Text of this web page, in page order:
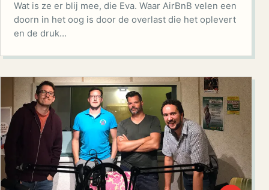
Wat is ze er blij mee, die Eva. Waar AirBnB velen een
doorn in het oog is door de overlast die het oplevert
en de druk…